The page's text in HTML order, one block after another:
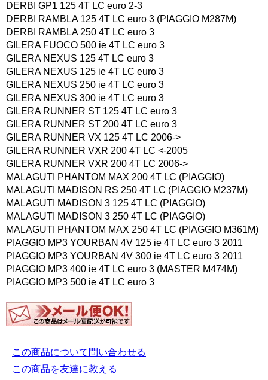
DERBI GP1 125 4T LC euro 2-3
DERBI RAMBLA 125 4T LC euro 3 (PIAGGIO M287M)
DERBI RAMBLA 250 4T LC euro 3
GILERA FUOCO 500 ie 4T LC euro 3
GILERA NEXUS 125 4T LC euro 3
GILERA NEXUS 125 ie 4T LC euro 3
GILERA NEXUS 250 ie 4T LC euro 3
GILERA NEXUS 300 ie 4T LC euro 3
GILERA RUNNER ST 125 4T LC euro 3
GILERA RUNNER ST 200 4T LC euro 3
GILERA RUNNER VX 125 4T LC 2006->
GILERA RUNNER VXR 200 4T LC <-2005
GILERA RUNNER VXR 200 4T LC 2006->
MALAGUTI PHANTOM MAX 200 4T LC (PIAGGIO)
MALAGUTI MADISON RS 250 4T LC (PIAGGIO M237M)
MALAGUTI MADISON 3 125 4T LC (PIAGGIO)
MALAGUTI MADISON 3 250 4T LC (PIAGGIO)
MALAGUTI PHANTOM MAX 250 4T LC (PIAGGIO M361M)
PIAGGIO MP3 YOURBAN 4V 125 ie 4T LC euro 3 2011
PIAGGIO MP3 YOURBAN 4V 300 ie 4T LC euro 3 2011
PIAGGIO MP3 400 ie 4T LC euro 3 (MASTER M474M)
PIAGGIO MP3 500 ie 4T LC euro 3
この商品について問い合わせる
この商品を友達に教える